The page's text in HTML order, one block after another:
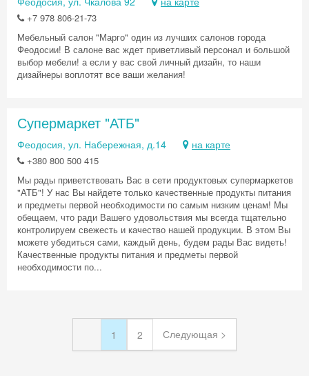
+7 978 806-21-73
Мебельный салон "Марго" один из лучших салонов города
Феодосии! В салоне вас ждет приветливый персонал и большой
выбор мебели! а если у вас свой личный дизайн, то наши
дизайнеры воплотят все ваши желания!
Супермаркет "АТБ"
Феодосия, ул. Набережная, д.14 на карте
+380 800 500 415
Мы рады приветствовать Вас в сети продуктовых супермаркетов
"АТБ"! У нас Вы найдете только качественные продукты питания
и предметы первой необходимости по самым низким ценам! Мы
обещаем, что ради Вашего удовольствия мы всегда тщательно
контролируем свежесть и качество нашей продукции. В этом Вы
можете убедиться сами, каждый день, будем рады Вас видеть!
Качественные продукты питания и предметы первой
необходимости по...
1 2 Следующая >